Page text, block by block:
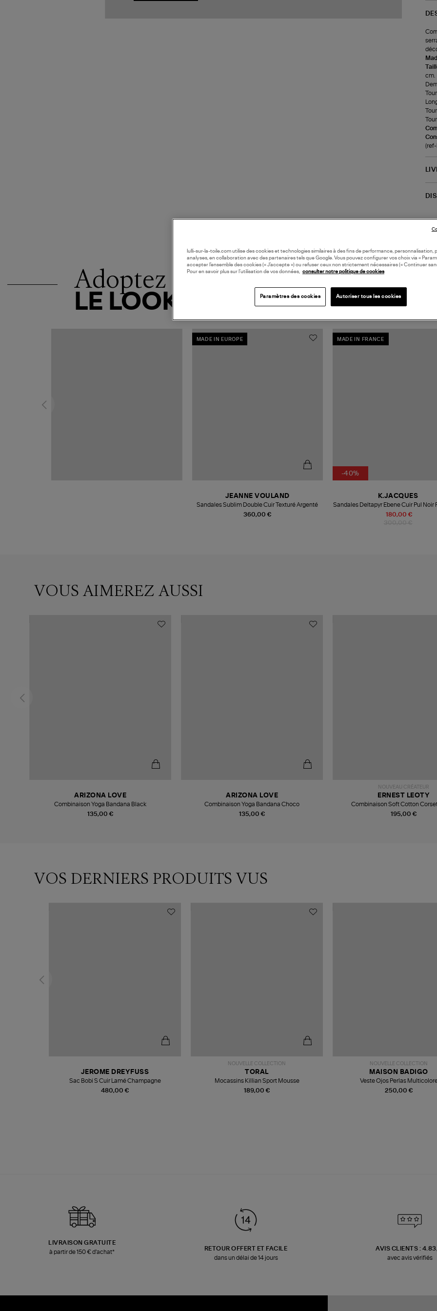
cm.
(ref-
Adoptez
LE LOOK
MADE IN EUROPE
360,00 €
JEANNE VOULAND
Sandales Sublim Double Cuir Texturé Argenté
MADE IN FRANCE
-40%
180,00 €
K.JACQUES
Sandales Deltapyr Ebene Cuir Pul Noir
Argenté
VOUS AIMEREZ AUSSI
135,00 €
ARIZONA LOVE
Combinaison Yoga Bandana Black
135,00 €
ARIZONA LOVE
Combinaison Yoga Bandana Choco
NOUVEAU CRÉATEUR
195,00 €
ERNEST LEOTY
Combinaison Soft Cotton
VOS DERNIERS PRODUITS VUS
480,00 €
JEROME DREYFUSS
Sac Bobi S Cuir Lamé Champagne
NOUVELLE COLLECTION
189,00 €
TORAL
Mocassins Killian Sport Mousse
NOUVELLE COLLECTION
250,00 €
MAISON BADIGO
Veste Ojos Perlas
LIVRAISON GRATUITE
à partir de 150 € d'achat*
RETOUR OFFERT ET FACILE
dans un délai de 14 jours
AVIS CLIENTS :
avec avis vérifiés
lulli-sur-la-toile.com utilise des cookies et technologies similaires à des fins de performance, personnalisation,
analyses, en collaboration avec des partenaires tels que Google. Vous pouvez configurer vos choix via «
accepter l’ensemble des cookies (« J’accepte ») ou refuser ceux non strictement nécessaires (« Continuer
Pour en savoir plus sur l’utilisation de vos données, consulter notre politique de cookies
Paramètres des cookies Autoriser tous les cookies